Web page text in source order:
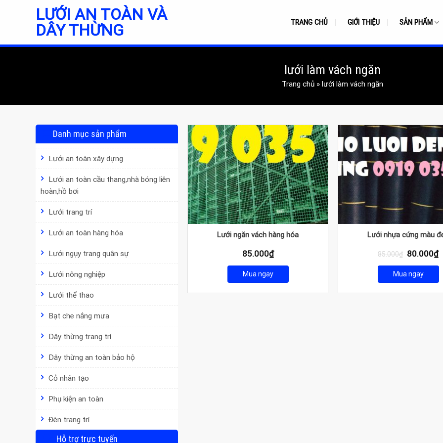
LƯỚI AN TOÀN VÀ
DÂY THỪNG
TRANG CHỦ GIỚI THIỆU SẢN PHẨM
lưới làm vách ngăn
Trang chủ» lưới làm vách ngăn
Danh mục sản phẩm
Lưới an toàn xây dựng
Lưới an toàn cầu thang,nhà bóng liên
hoàn,hồ bơi
Lưới trang trí
Lưới an toàn hàng hóa
Lưới ngụy trang quân sự
Lưới nông nghiệp
Lưới thể thao
Bạt che nắng mưa
Dây thừng trang trí
Dây thừng an toàn bảo hộ
Cỏ nhân tạo
Phụ kiện an toàn
Đèn trang trí
Hỗ trợ trực tuyến
Lưới ngăn vách hàng hóa
85.000₫
Mua ngay
Lưới nhựa cứng màu
85.000₫ Giá
là:
85.000₫.
80.000₫
tại
Mua ngay